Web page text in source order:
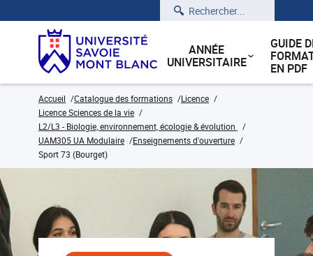
Rechercher
ANNÉE
UNIVERSITAIRE
GUIDE
EN PDF
Accueil Catalogue des formations
Licence
Licence Sciences de la vie
L2/L3 - Biologie, environnement, écologie & évolution
UAM305 UA Modulaire
Enseignements d'ouverture
Sport 73 (Bourget)